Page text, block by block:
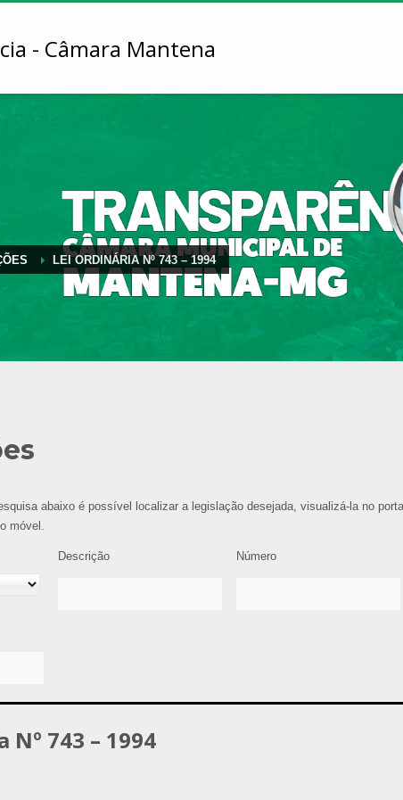
LEI ORDINÁRIA Nº 743 – 1994
abaixo é possível localizar a legislação desejada, visualizá-la no
móvel.
Descrição Número
743 – 1994